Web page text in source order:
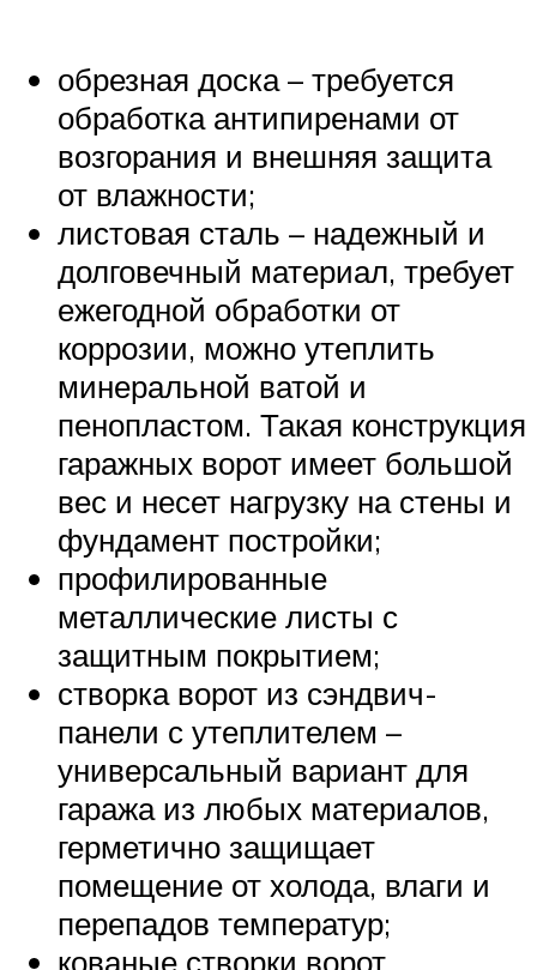
обрезная доска – требуется
обработка антипиренами от
возгорания и внешняя защита
от влажности;
листовая сталь – надежный и
долговечный материал, требует
ежегодной обработки от
коррозии, можно утеплить
минеральной ватой и
пенопластом. Такая конструкция
гаражных ворот имеет большой
вес и несет нагрузку на стены и
фундамент постройки;
профилированные
металлические листы с
защитным покрытием;
створка ворот из сэндвич-
панели с утеплителем –
универсальный вариант для
гаража из любых материалов,
герметично защищает
помещение от холода, влаги и
перепадов температур;
кованые створки ворот